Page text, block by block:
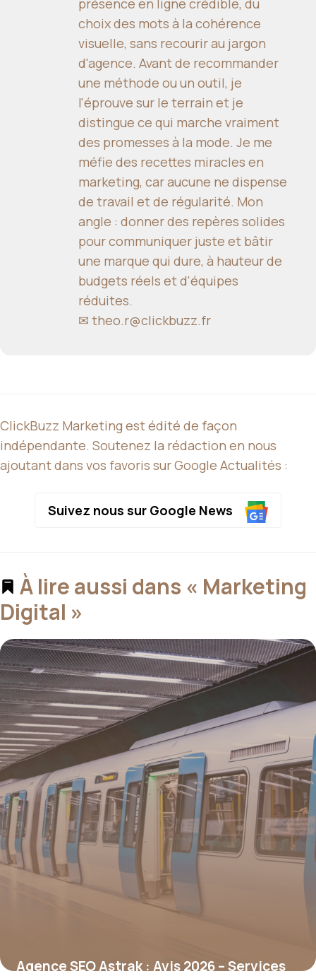
présence en ligne crédible, du
choix des mots à la cohérence
visuelle, sans recourir au jargon
d'agence. Avant de recommander
une méthode ou un outil, je
l'éprouve sur le terrain et je
distingue ce qui marche vraiment
des promesses à la mode. Je me
méfie des recettes miracles en
marketing, car aucune ne dispense
de travail et de régularité. Mon
angle : donner des repères solides
pour communiquer juste et bâtir
une marque qui dure, à hauteur de
budgets réels et d'équipes
réduites.
✉ theo.r@clickbuzz.fr
ClickBuzz Marketing est édité de façon
indépendante. Soutenez la rédaction en nous
ajoutant dans vos favoris sur Google Actualités :
Suivez nous sur Google News
À lire aussi dans « Marketing
Digital »
Agence SEO Astrak : Avis 2026 – Services